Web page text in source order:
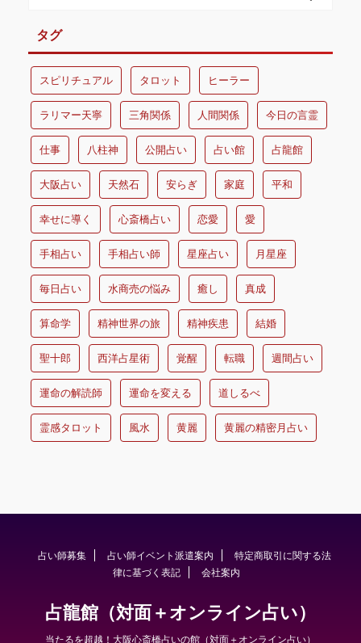
タグ
スピリチュアル タロット ヒーラー
ラリマー天寧 三角関係 人間関係 今日の言霊
仕事 八柱神 公開占い 占い館 占龍館
大阪占い 天然石 安らぎ 家庭 平和
幸せに導く 心斎橋占い 恋愛 愛
手相占い 手相占い師 星座占い 月星座
毎日占い 水商売の悩み 癒し 真成
算命学 精神世界の旅 精神疾患 結婚
聖十郎 西洋占星術 覚醒 転職 週間占い
運命の解読師 運命を変える 道しるべ
霊感タロット 風水 黄麗 黄麗の精密月占い
占い師募集 占い師イベント派遣案内
特定商取引に関する法
律に基づく表記
会社案内
占龍館（対面＋オンライン占い）
当たるを超越！大阪心斎橋占いの館（対面＋オンライン占い）